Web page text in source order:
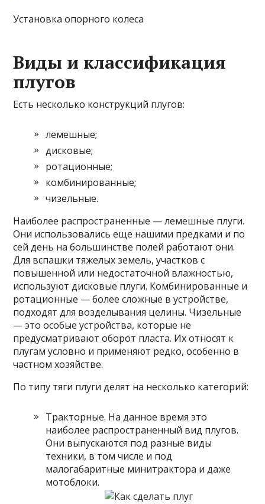
Установка опорного колеса
Виды и классификация
плугов
Есть несколько конструкций плугов:
лемешные;
дисковые;
ротационные;
комбинированные;
чизельные.
Наиболее распространенные — лемешные плуги.
Они использовались еще нашими предками и по
сей день на большинстве полей работают они.
Для вспашки тяжелых земель, участков с
повышенной или недостаточной влажностью,
используют дисковые плуги. Комбинированные и
ротационные — более сложные в устройстве,
подходят для возделывания целины. Чизельные
— это особые устройства, которые не
предусматривают оборот пласта. Их относят к
плугам условно и применяют редко, особенно в
частном хозяйстве.
По типу тяги плуги делят на несколько категорий:
Тракторные. На данное время это
наиболее распространенный вид плугов.
Они выпускаются под разные виды
техники, в том числе и под
малогабаритные минитрактора и даже
мотоблоки.